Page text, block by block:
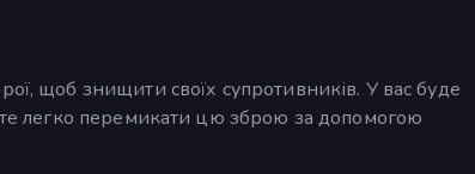
щоб знищити своїх супротивників. У вас буде
легко перемикати цю зброю за допомогою